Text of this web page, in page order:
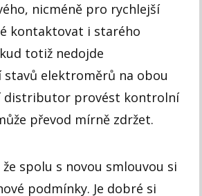
nicméně pro rychlejší
kontaktovat i starého
totiž nedojde
stavů elektroměrů na obou
distributor provést kontrolní
převod mírně zdržet.
spolu s novou smlouvou si
podmínky. Je dobré si